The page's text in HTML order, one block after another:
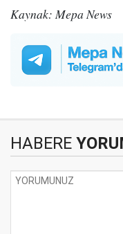
Kaynak: Mepa News
HABERE